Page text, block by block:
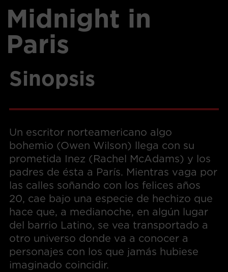
Midnight in
Paris
Sinopsis
Un escritor norteamericano algo
bohemio (Owen Wilson) llega con su
prometida Inez (Rachel McAdams) y los
padres de ésta a París. Mientras vaga por
las calles soñando con los felices años
20, cae bajo una especie de hechizo que
hace que, a medianoche, en algún lugar
del barrio Latino, se vea transportado a
otro universo donde va a conocer a
personajes con los que jamás hubiese
imaginado coincidir.